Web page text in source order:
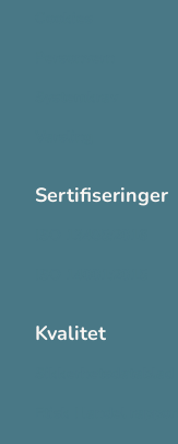
Sertifiseringer
Kvalitet